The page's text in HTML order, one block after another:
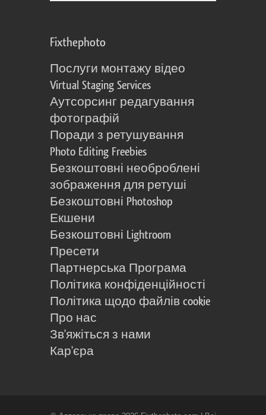
Fixthephoto
Послуги монтажу відео
Virtual Staging Services
Аутсорсинг редагування
фотографій
Поради з ретушування
Photo Editing Freebies
Безкоштовні необроблені
зображення для ретуші
Безкоштовні Photoshop
Екшени
Безкоштовні Lightroom
Пресети
Партнерська Програма
Політика конфіденційності
Політика щодо файлів cookie
Про нас
Зв'яжіться з нами
Кар'єра